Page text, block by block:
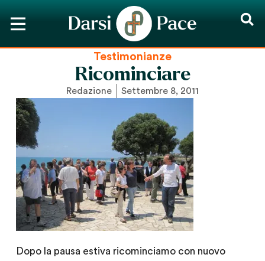
Testimonianze
Ricominciare
Redazione Settembre 8, 2011
Dopo la pausa estiva ricominciamo con nuovo